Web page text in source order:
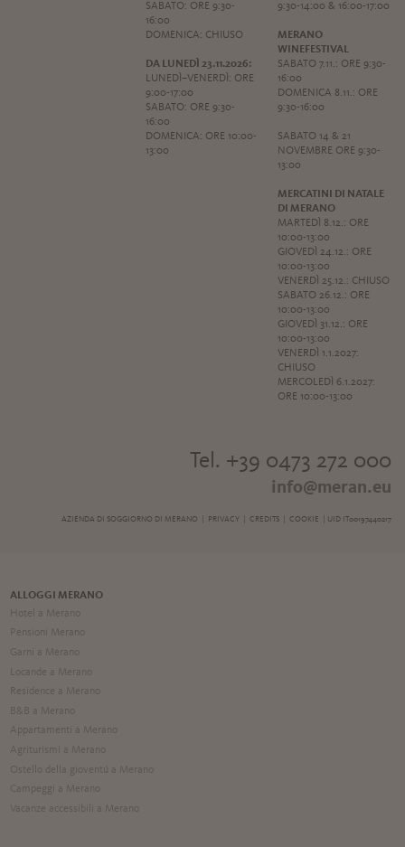
SABATO: ORE 9:30-
16:00
DOMENICA: CHIUSO
DA LUNEDÌ 23.11.2026:
LUNEDÌ–VENERDÌ: ORE
9:00-17:00
SABATO: ORE 9:30-
16:00
DOMENICA: ORE 10:00-
13:00
9:30-14:00 & 16:00-17:00
MERANO
WINEFESTIVAL
SABATO 7.11.: ORE 9:30-
16:00
DOMENICA 8.11.: ORE
9:30-16:00
SABATO 14 & 21
NOVEMBRE ORE 9:30-
13:00
MERCATINI DI NATALE
DI MERANO
MARTEDÌ 8.12.: ORE
10:00-13:00
GIOVEDÌ 24.12.: ORE
10:00-13:00
VENERDÌ 25.12.: CHIUSO
SABATO 26.12.: ORE
10:00-13:00
GIOVEDÌ 31.12.: ORE
10:00-13:00
VENERDÌ 1.1.2027:
CHIUSO
MERCOLEDÌ 6.1.2027:
ORE 10:00-13:00
Tel. +39 0473 272 000
info@meran.eu
AZIENDA DI SOGGIORNO DI MERANO | PRIVACY| CREDITS| COOKIE | UID IT00197440217
ALLOGGI MERANO
Hotel a Merano
Pensioni Merano
Garni a Merano
Locande a Merano
Residence a Merano
B&B a Merano
Appartamenti a Merano
Agriturismi a Merano
Ostello della gioventú a Merano
Campeggi a Merano
Vacanze accessibili a Merano